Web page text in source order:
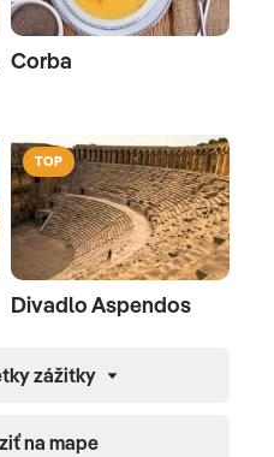
Corba
TOP
Divadlo Aspendos
zážitky
na mape